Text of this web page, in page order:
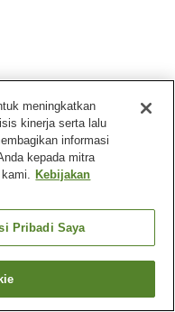
dengan
alami
meningkatkan
kinerja serta lalu
informasi
kepada mitra
Kebijakan
Pribadi Saya